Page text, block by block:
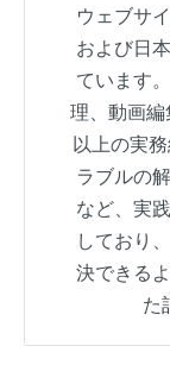
ウェブサ
および日
ています
理、動画
以上の実
ラブルの
など、実
しており
決できる
た